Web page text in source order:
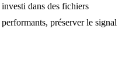
dans des fichiers
préserver le signal